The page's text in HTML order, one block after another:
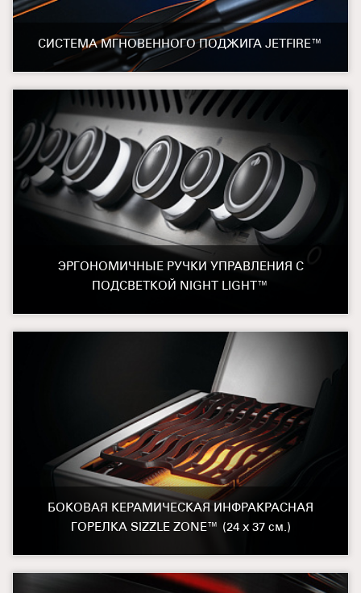
СИСТЕМА МГНОВЕННОГО ПОДЖИГА JETFIRE™
ЭРГОНОМИЧНЫЕ РУЧКИ УПРАВЛЕНИЯ С
ПОДСВЕТКОЙ NIGHT LIGHT™
БОКОВАЯ КЕРАМИЧЕСКАЯ ИНФРАКРАСНАЯ
ГОРЕЛКА SIZZLE ZONE™ (24 х 37 см.)